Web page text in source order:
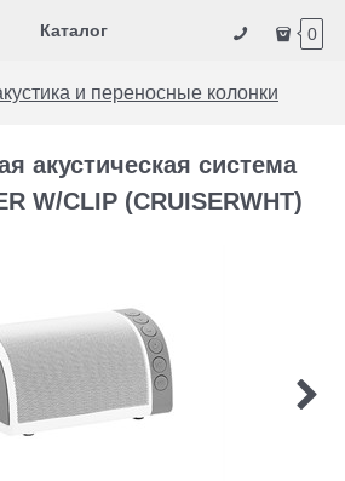
Каталог 0
и переносные колонки
акустическая система
W/CLIP (CRUISERWHT)